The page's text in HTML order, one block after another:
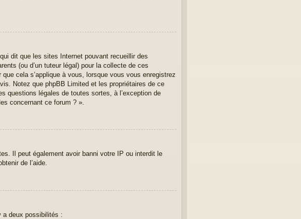
dit que les sites Internet pouvant recueillir des
(ou d’un tuteur légal) pour la collecte de ces
cela s’applique à vous, lorsque vous vous enregistrez
Notez que phpBB Limited et les propriétaires de ce
questions légales de toutes sortes, à l’exception de
concernant ce forum ? ».
Il peut également avoir banni votre IP ou interdit le
de l’aide.
a deux possibilités :